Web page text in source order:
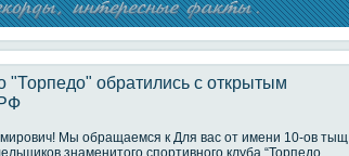
"Торпедо" обратились с открытым
Мы обращаемся к Для вас от имени 10-ов тыщ
знаменитого спортивного клуба “Торпедо